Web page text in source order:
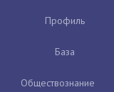
Профиль
База
Обществознание